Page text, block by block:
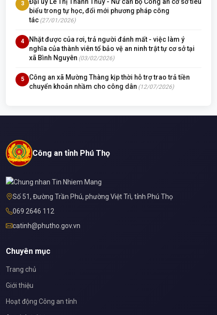
3
biểu trong tự học, đổi mới phương pháp công
tác (27/01/2026)
4
Nhặt được của rơi, trả người đánh mất - việc làm ý
nghĩa của thành viên tổ bảo vệ an ninh trật tự cơ sở tại
xã Bình Nguyên (03/02/2026)
5
Công an xã Mường Thàng kịp thời hỗ trợ trao trả tiền
chuyển khoản nhầm cho công dân (12/07/2026)
Công an tỉnh Phú Thọ
Số 51, Đường Trần Phú, phường Việt Trì, tỉnh Phú Thọ
069 2646 112
catinh@phutho.gov.vn
Chuyên mục
Trang chủ
Giới thiệu
Hoạt động Công an tỉnh